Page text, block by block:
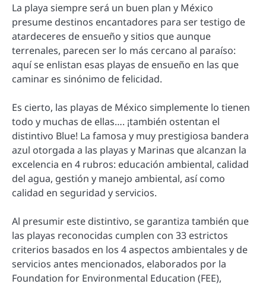
La playa siempre será un buen plan y México
presume destinos encantadores para ser testigo de
atardeceres de ensueño y sitios que aunque
terrenales, parecen ser lo más cercano al paraíso:
aquí se enlistan esas playas de ensueño en las que
caminar es sinónimo de felicidad.
Es cierto, las playas de México simplemente lo tienen
todo y muchas de ellas…. ¡también ostentan el
distintivo Blue! La famosa y muy prestigiosa bandera
azul otorgada a las playas y Marinas que alcanzan la
excelencia en 4 rubros: educación ambiental, calidad
del agua, gestión y manejo ambiental, así como
calidad en seguridad y servicios.
Al presumir este distintivo, se garantiza también que
las playas reconocidas cumplen con 33 estrictos
criterios basados en los 4 aspectos ambientales y de
servicios antes mencionados, elaborados por la
Foundation for Environmental Education (FEE),